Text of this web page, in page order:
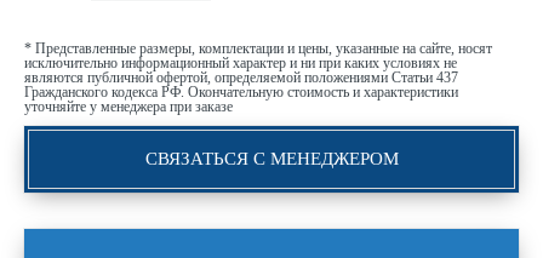
* Представленные размеры, комплектации и цены, указанные на сайте, носят
исключительно информационный характер и ни при каких условиях не
являются публичной офертой, определяемой положениями Статьи 437
Гражданского кодекса РФ. Окончательную стоимость и характеристики
уточняйте у менеджера при заказе
СВЯЗАТЬСЯ С МЕНЕДЖЕРОМ